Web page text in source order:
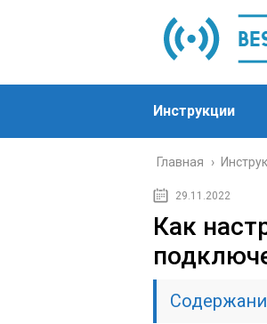
Инструкции
Главная ›
29.11.2022
Как